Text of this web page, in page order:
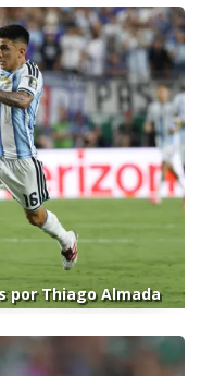
por Thiago Almada